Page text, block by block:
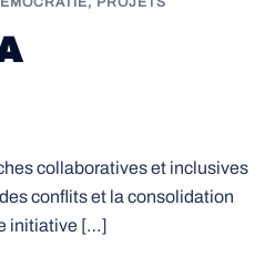
collaboratives et inclusives
conflits et la consolidation
initiative […]